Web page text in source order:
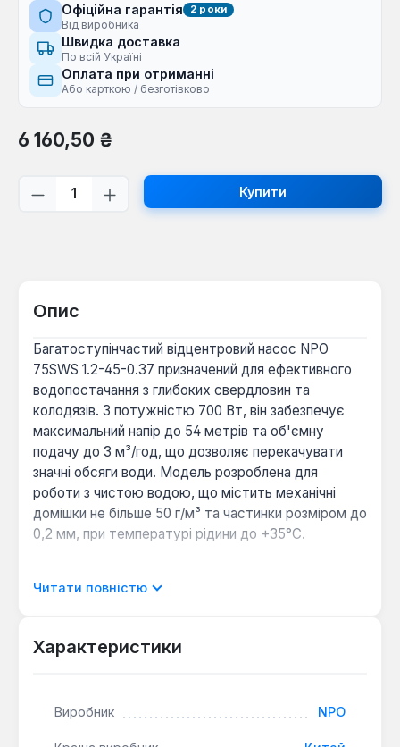
Офіційна гарантія 2 роки
Від виробника
Швидка доставка
По всій Україні
Оплата при отриманні
Або карткою / безготівково
Звичайна ціна:
6 160,50 ₴
Кількість товару: Введіть потрібну
Купити
Опис
Багатоступінчастий відцентровий насос NPO
75SWS 1.2-45-0.37 призначений для ефективного
водопостачання з глибоких свердловин та
колодязів. З потужністю 700 Вт, він забезпечує
максимальний напір до 54 метрів та об'ємну
подачу до 3 м³/год, що дозволяє перекачувати
значні обсяги води. Модель розроблена для
роботи з чистою водою, що містить механічні
домішки не більше 50 г/м³ та частинки розміром до
0,2 мм, при температурі рідини до +35°С.
Конструкція насоса NPO 75SWS 1.2-45-0.37
надійності. Напірний патрубок та перехідний
Корпус насосної камери, вали двигуна та насосної
Читати повністю
Характеристики
Виробник NPO